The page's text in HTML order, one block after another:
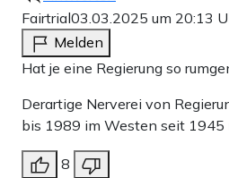
Fairtrial03.03.2025 um 20:13
Melden
Hat je eine Regierung so
Derartige Nerverei von
bis 1989 im Westen seit 1945
8